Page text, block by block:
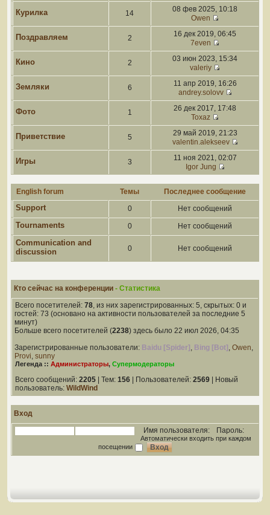
Курилка 14
08 фев 2025, 10:18
Owen
Поздравляем 2
16 дек 2019, 06:45
7even
Кино 2
03 июн 2023, 15:34
valeriy
Земляки 6
11 апр 2019, 16:26
andrey.solovv
Фото 1
26 дек 2017, 17:48
Toxaz
Приветствие 5
29 май 2019, 21:23
valentin.alekseev
Игры 3
11 ноя 2021, 02:07
Igor Jung
English forum Темы Последнее сообщение
Support 0 Нет сообщений
Tournaments 0 Нет сообщений
Communication and
discussion
0 Нет сообщений
Кто сейчас на конференции - Статистика
Всего посетителей: 78, из них зарегистрированных: 5, скрытых: 0 и
гостей: 73 (основано на активности пользователей за последние 5
минут)
Больше всего посетителей (2238) здесь было 22 июл 2026, 04:35
Зарегистрированные пользователи: Baidu [Spider] , Bing [Bot] , Owen,
Provi, sunny
Легенда :: Администраторы, Супермодераторы
Всего сообщений: 2205 | Тем: 156 | Пользователей: 2569 | Новый
пользователь: WildWind
Вход
Имя пользователя:
Пароль:
Автоматически входить при каждом
посещении